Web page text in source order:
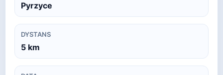
Pyrzyce
DYSTANS
5 km